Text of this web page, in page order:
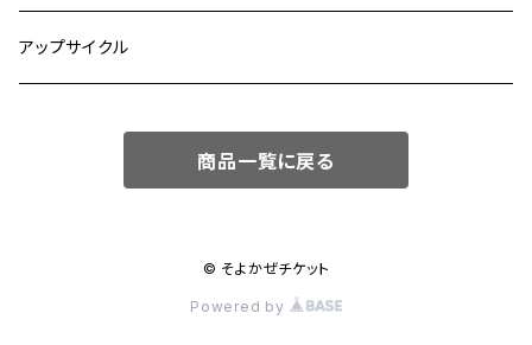
fuber diner
アップサイクル
商品一覧に戻る
© そよかぜチケット
Powered by